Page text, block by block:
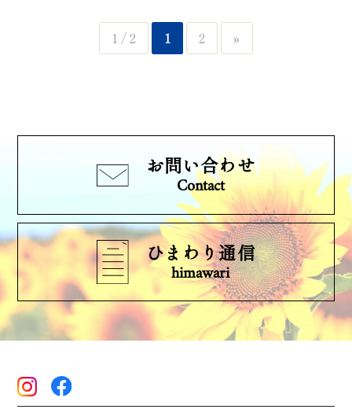
1 / 2 1 2 »
お問い合わせ
Contact
ひまわり通信
himawari